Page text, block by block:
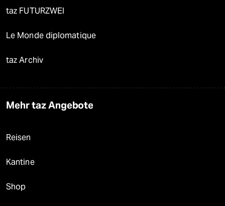
taz FUTURZWEI
Le Monde diplomatique
taz Archiv
Mehr taz Angebote
Reisen
Kantine
Shop